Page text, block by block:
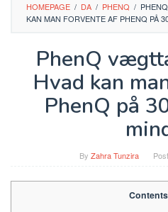
HOMEPAGE / DA / PHENQ /
KAN MAN FORVENTE AF PHENQ PÅ
PhenQ
Hvad kan
PhenQ på
By Zahra Tunzira
Contents